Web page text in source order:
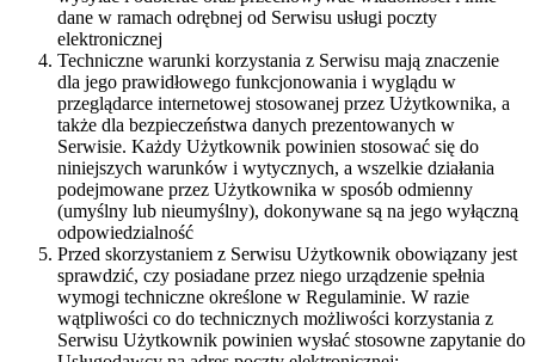
dane w ramach odrębnej od Serwisu usługi poczty
elektronicznej
Techniczne warunki korzystania z Serwisu mają znaczenie
dla jego prawidłowego funkcjonowania i wyglądu w
przeglądarce internetowej stosowanej przez Użytkownika, a
także dla bezpieczeństwa danych prezentowanych w
Serwisie. Każdy Użytkownik powinien stosować się do
niniejszych warunków i wytycznych, a wszelkie działania
podejmowane przez Użytkownika w sposób odmienny
(umyślny lub nieumyślny), dokonywane są na jego wyłączną
odpowiedzialność
Przed skorzystaniem z Serwisu Użytkownik obowiązany jest
sprawdzić, czy posiadane przez niego urządzenie spełnia
wymogi techniczne określone w Regulaminie. W razie
wątpliwości co do technicznych możliwości korzystania z
Serwisu Użytkownik powinien wysłać stosowne zapytanie do